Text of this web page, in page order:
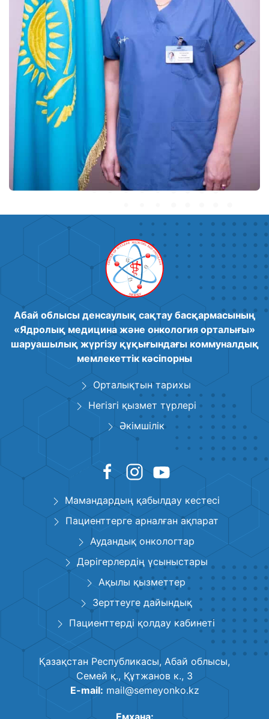
Абай облысы денсаулық сақтау басқармасының
«Ядролық медицина және онкология орталығы»
шаруашылық жүргізу құқығындағы коммуналдық
мемлекеттік кәсіпорны
Орталықтын тарихы
Негізгі қызмет түрлері
Әкімшілік
Мамандардың қабылдау кестесі
Пациенттерге арналған ақпарат
Аудандық онкологтар
Дәрігерлердің үсыныстары
Ақылы қызметтер
Зерттеуге дайындық
Пациенттерді қолдау кабинеті
Қазақстан Республикасы, Абай облысы,
Семей қ., Құтжанов к., 3
E-mail: mail@semeyonko.kz
Емхана: